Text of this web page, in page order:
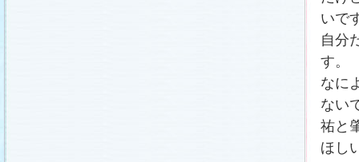
いで
自分
す。
なに
ない
祐と
ほし